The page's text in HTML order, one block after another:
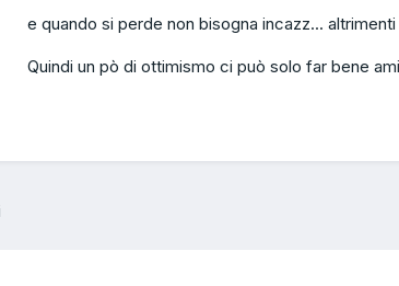
e quando si perde non bisogna incazz...
Quindi un pò di ottimismo ci può solo far bene